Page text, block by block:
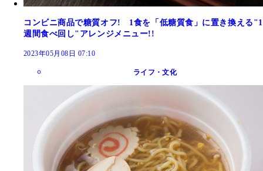
コンビニ商品で糖質オフ! 1食を「低糖質食」に置き換える"1
週間食べ回し"アレンジメニュー!!
2023年05月08日 07:10
ライフ・文化